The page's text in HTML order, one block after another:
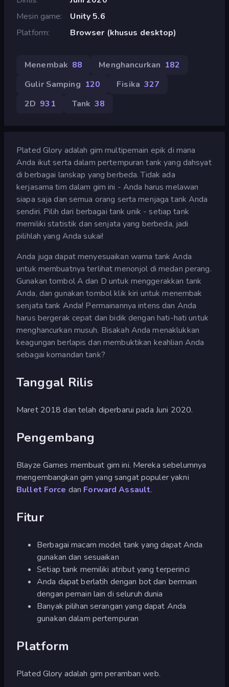
Mesin game
Unity 5.6
Platform
Browser (khusus desktop)
Menembak 88 Menghancurkan 182
Gulir Samping 120 Fisika 327
2D 931 Tank 38
Plated Glory adalah gim multipemain epik di mana
Anda ikut serta dalam pertempuran tank yang dahsyat
di berbagai lanskap yang berbeda. Tidak ada
kerjasama tim dalam gim ini - Anda harus melawan
siapa saja dan semua orang serta menjaga tank Anda
sendiri. Pilih dari berbagai tank unik - setiap tank
memiliki statistik dan senjata yang berbeda, jadi
pilihlah yang Anda sukai!
Anda juga dapat menyesuaikan warna tank Anda
untuk membuatnya terlihat menonjol di medan perang.
Gunakan tombol A dan D untuk menggerakkan tank
Anda, dan gunakan tombol klik kiri untuk menembak
senjata tank Anda! Permainannya intens dan Anda
harus bergerak cepat dan bidik dengan hati-hati untuk
menghancurkan musuh. Bisakah Anda menaklukkan
keagungan berlapis dan membuktikan keahlian Anda
sebagai komandan tank?
Tanggal Rilis
Maret 2018 dan telah diperbarui pada Juni 2020.
Pengembang
Blayze Games membuat gim ini. Mereka sebelumnya
mengembangkan gim yang sangat populer yakni
Bullet Force dan Forward Assault.
Fitur
Berbagai macam model tank yang dapat Anda
gunakan dan sesuaikan
Setiap tank memiliki atribut yang terperinci
Anda dapat berlatih dengan bot dan bermain
dengan pemain lain di seluruh dunia
Banyak pilihan serangan yang dapat Anda
gunakan dalam pertempuran
Platform
Plated Glory adalah gim peramban web.